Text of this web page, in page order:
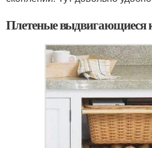
Плетеные выдвигающиеся